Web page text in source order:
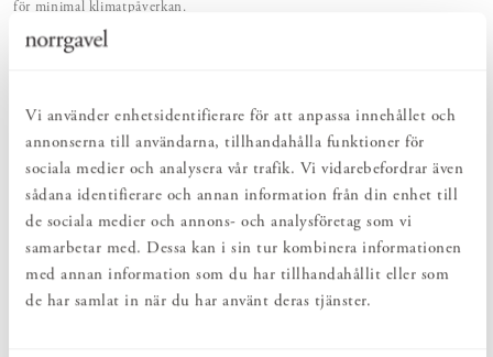
Vi använder enhetsidentifierare för att anpassa innehållet och
annonserna till användarna, tillhandahålla funktioner för
sociala medier och analysera vår trafik. Vi vidarebefordrar även
sådana identifierare och annan information från din enhet till
de sociala medier och annons- och analysföretag som vi
samarbetar med. Dessa kan i sin tur kombinera informationen
med annan information som du har tillhandahållit eller som
de har samlat in när du har använt deras tjänster.
för minimal klimatpåverkan.
Rengör, vårdar och underhåller på bästa tänkbara sätt – naturlig vård med
Behagligt och skonsamt med naturens egen kraft. För en hälsosam och
hållbar vardag.
PRODUKTBESKRIVNING
Denna ultrarika flytande tvål är tillverkad med en traditionell
metod i en kittel och är berikad med högkvalitativa botaniska oljor
från Provence.